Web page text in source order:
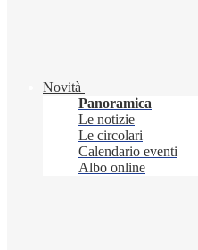
Novità
Panoramica
Le notizie
Le circolari
Calendario eventi
Albo online